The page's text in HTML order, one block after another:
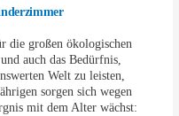
die großen ökologischen
auch das Bedürfnis,
Welt zu leisten,
sorgen sich wegen
mit dem Alter wächst: